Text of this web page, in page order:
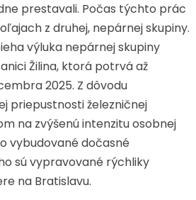
prestavali. Počas týchto prác
z druhej, nepárnej skupiny.
výluka nepárnej skupiny
Žilina, ktorá potrvá až
2025. Z dôvodu
priepustnosti železničnej
na zvýšenú intenzitu osobnej
vybudované dočasné
sú vypravované rýchliky
na Bratislavu.